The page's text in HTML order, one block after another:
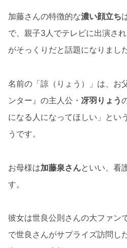
加藤さんの特徴的な濃い顔立ち
で、親子3人でテレビに出演さ
がそっくりだと話題になりました
名前の「諒（りょう）」は、お
ンター』の主人公・ 冴羽りょう
になる人になってほしい」とい
うです。
お母様は加藤泉さんといい、看
す。
彼女は世良公則さんの大ファン
で世良さんがサプライズ訪問し